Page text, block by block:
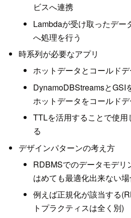
ビスへ連携
Lambdaが受け取ったデー
へ処理を行う
時系列が必要なアプリ
ホットデータとコールド
DynamoDBStreamsとGSI
ホットデータをコールド
TTLを活用することで使
る
デザインパターンの考え方
RDBMSでのデータモデリ
はめても最適化出来ない
例えば正規化が該当する
トプラクティスは全く別)